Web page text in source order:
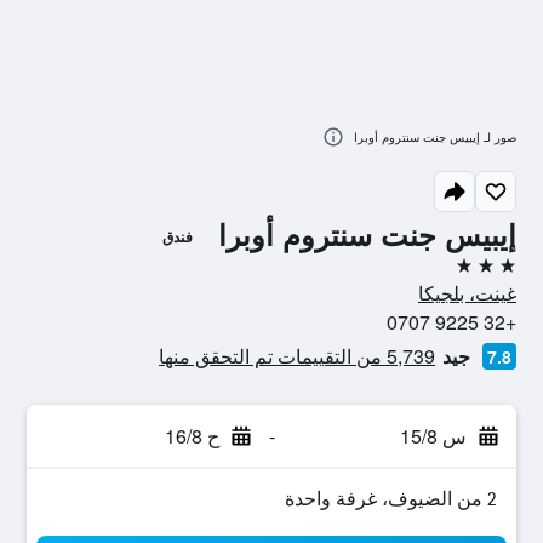
إيبيس جنت سنتروم أوبرا فندق
3 نجوم
غينت، بلجيكا
+32 9225 0707
7.8 جيد 5,739 من التقييمات تم التحقق منها
س 15/8 - ح 16/8
2 من الضيوف، غرفة واحدة
صور لـ إيبيس جنت سنتروم أوبرا